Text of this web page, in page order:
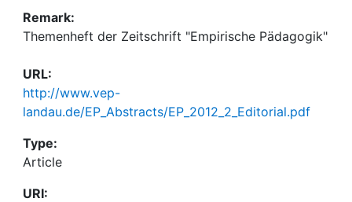
Remark:
Themenheft der Zeitschrift "Empirische Pädagogik"
URL:
http://www.vep-
landau.de/EP_Abstracts/EP_2012_2_Editorial.pdf
Type:
Article
URI: